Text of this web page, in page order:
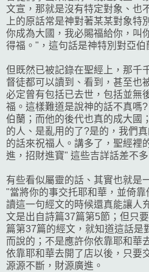
文宣，那就是沒有特定對象、也
上的原話常是神對著某某對象特
你成為大國，我必賜福給你，叫
得福。"，這句話是神特別對亞伯
但既然已被記錄在聖經上，那千
督徒都可以讀到、看到，甚至也
必定曾有包括已去世，包括並無
福。這樣難道是說神的話不真嗎
伯蘭；而他的後代也真的成大國
的人、是亂用的了?是的，我們
的話來祝福人。講多了，聖經裡
進，招財進寶" 這些吉詳話差不多
有些看似屬靈的話、其實也就是
"當將你的事交托耶和華，並倚
讀這一句經文的時候還真能讓人
文是出自詩篇37篇第5節；但只
篇第37篇的經文，就知道這話是
而說的；不是應許你依靠耶和華
依靠耶和華去開了店以後，只要
源源不斷，財源廣進。